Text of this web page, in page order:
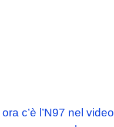
c’è l’N97 nel